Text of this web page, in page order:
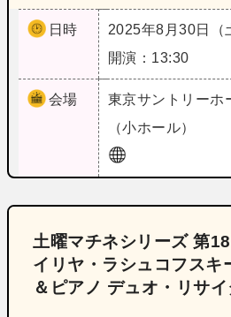
日時
2025年8月30日（
開演：13:30
会場 東京サントリーホ
（小ホール）
土曜マチネシリーズ 第
イリヤ・ラシュコフスキ
＆ピアノ デュオ・リサイ